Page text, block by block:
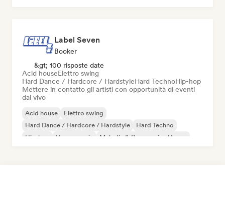
Label Seven
Booker
&gt; 100 risposte date
Acid houseElettro swing
Hard Dance / Hardcore / HardstyleHard TechnoHip-hop
Mettere in contatto gli artisti con opportunità di eventi
dal vivo
Acid house
Elettro swing
Hard Dance / Hardcore / Hardstyle
Hard Techno
Hip-hop
House music
Melodic & Progressive House